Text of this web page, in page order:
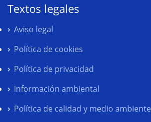
Textos legales
Aviso legal
Política de cookies
Política de privacidad
Información ambiental
Política de calidad y medio ambiente